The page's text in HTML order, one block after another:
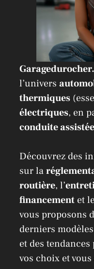
l’univers
thermiques
électriques, en
conduite assistée
Découvrez des
sur la
routière, l’
financement et
vous proposons
derniers
et des
vos choix et